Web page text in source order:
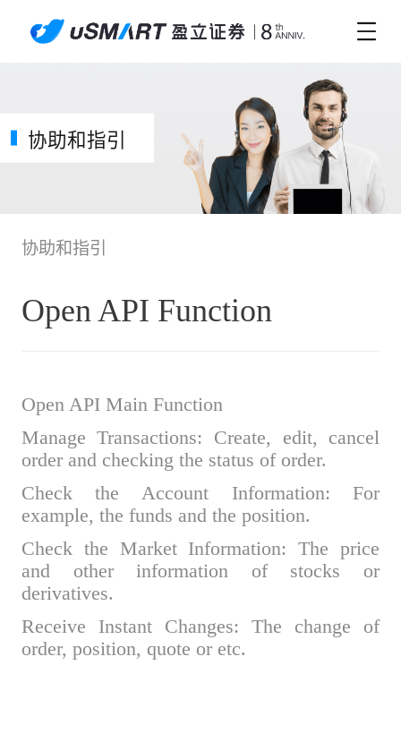
协助和指引
协助和指引
Open API Function
Open API Main Function
Manage Transactions: Create, edit, cancel
order and checking the status of order.
Check the Account Information: For
example, the funds and the position.
Check the Market Information: The price
and other information of stocks or
derivatives.
Receive Instant Changes: The change of
order, position, quote or etc.